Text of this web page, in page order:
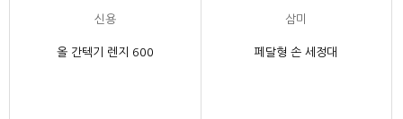
신용
올 간텍기 렌지 600
삼미
페달형 손 세정대